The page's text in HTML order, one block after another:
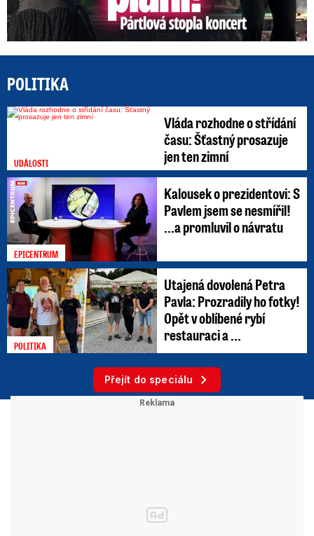
POLITIKA
UDÁLOSTI
Vláda rozhodne o střídání
času: Šťastný prosazuje
jen ten zimní
EPICENTRUM
Kalousek o prezidentovi: S
Pavlem jsem se nesmířil!
...a promluvil o návratu
POLITIKA
Utajená dovolená Petra
Pavla: Prozradily ho fotky!
Opět v oblíbené rybí
restauraci a ...
Přejít do speciálu